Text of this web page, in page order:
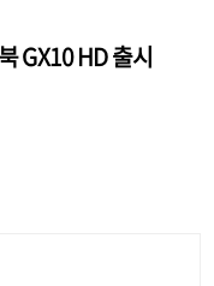
GX10 HD 출시